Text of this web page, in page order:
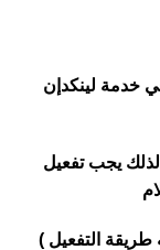
خدمة لينكدإن
12 ساعة فقط لذلك يجب تفعيل
طريقة التفعيل )